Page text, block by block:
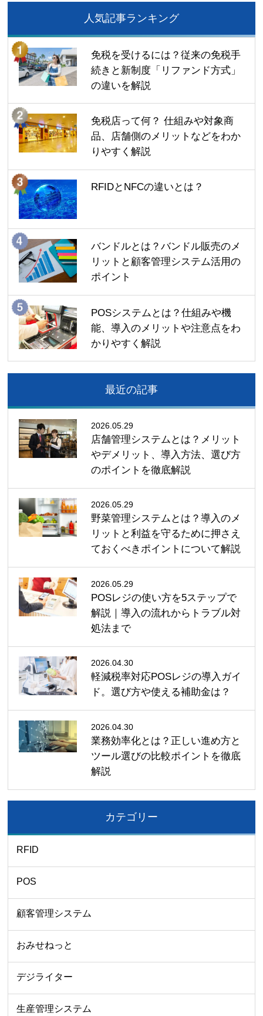
人気記事ランキング
免税を受けるには？従来の免税手
続きと新制度「リファンド方式」
の違いを解説
免税店って何？ 仕組みや対象商
品、店舗側のメリットなどをわか
りやすく解説
RFIDとNFCの違いとは？
バンドルとは？バンドル販売のメ
リットと顧客管理システム活用の
ポイント
POSシステムとは？仕組みや機
能、導入のメリットや注意点をわ
かりやすく解説
最近の記事
2026.05.29
店舗管理システムとは？メリット
やデメリット、導入方法、選び方
のポイントを徹底解説
2026.05.29
野菜管理システムとは？導入のメ
リットと利益を守るために押さえ
ておくべきポイントについて解説
2026.05.29
POSレジの使い方を5ステップで
解説｜導入の流れからトラブル対
処法まで
2026.04.30
軽減税率対応POSレジの導入ガイ
ド。選び方や使える補助金は？
2026.04.30
業務効率化とは？正しい進め方と
ツール選びの比較ポイントを徹底
解説
カテゴリー
RFID
POS
顧客管理システム
おみせねっと
デジライター
生産管理システム